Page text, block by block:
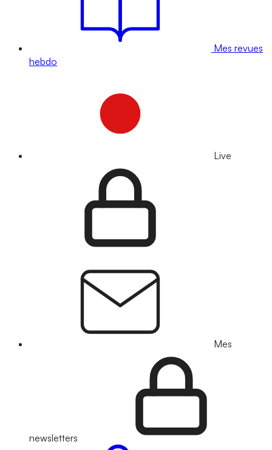
Mes revues
hebdo
Live
Mes
newsletters